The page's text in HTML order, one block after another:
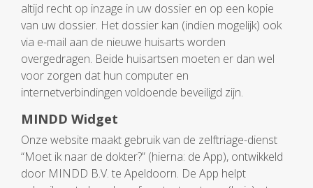
altijd recht op inzage in uw dossier en op een kopie
van uw dossier. Het dossier kan (indien mogelijk) ook
via e-mail aan de nieuwe huisarts worden
overgedragen. Beide huisartsen moeten er dan wel
voor zorgen dat hun computer en
internetverbindingen voldoende beveiligd zijn.
MINDD Widget
Onze website maakt gebruik van de zelftriage-dienst
“Moet ik naar de dokter?” (hierna: de App), ontwikkeld
door MINDD B.V. te Apeldoorn. De App helpt